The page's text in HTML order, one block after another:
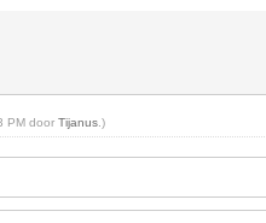
PM doorTijanus .)